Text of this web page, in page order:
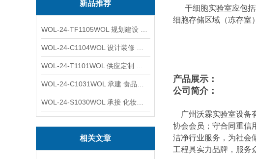
新品推荐
相关文章
干细胞实验室应包括
细胞存储区域（冻存室
产品展示：
公司简介：
广州沃霖实验室设备
协会会员；守合同重信
洁净行业服务，为社会
工程具实力品牌，服务